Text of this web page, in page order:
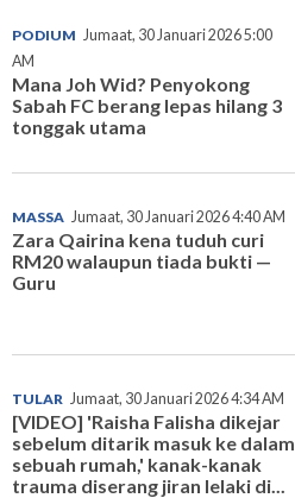
PODIUM Jumaat, 30 Januari 2026 5:00
AM
Mana Joh Wid? Penyokong
Sabah FC berang lepas hilang 3
tonggak utama
MASSA Jumaat, 30 Januari 2026 4:40 AM
Zara Qairina kena tuduh curi
RM20 walaupun tiada bukti —
Guru
TULAR Jumaat, 30 Januari 2026 4:34 AM
[VIDEO] 'Raisha Falisha dikejar
sebelum ditarik masuk ke dalam
sebuah rumah,' kanak-kanak
trauma diserang jiran lelaki di...